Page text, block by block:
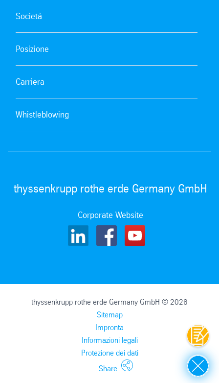
Società
Posizione
Carriera
Whistleblowing
thyssenkrupp rothe erde Germany GmbH
Corporate Website
Close
thyssenkrupp rothe erde Germany GmbH © 2026
Sitemap
Impronta
Informazioni legali
Protezione dei dati
Share